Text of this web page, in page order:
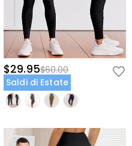
$29.95$60.00
Saldi di Estate